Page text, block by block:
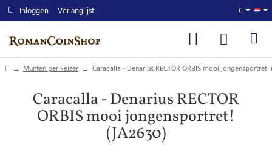
Inloggen Verlanglijst €
homeMunten per keizer Caracalla - Denarius RECTOR ORBIS mooi jongensportret!
Caracalla - Denarius RECTOR
ORBIS mooi jongensportret!
(JA2630)